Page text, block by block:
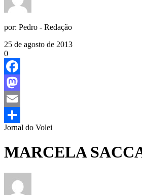
por: Pedro - Redação
25 de agosto de 2013
0
Facebook
Mastodon
Email
Share
Jornal do Volei
MARCELA